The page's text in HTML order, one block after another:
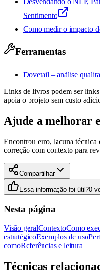
Desvendando o NLP,
Sentimento
Como medir o impacto
Ferramentas
Dovetail – análise
Links de livros podem ser
apoia o projeto sem custo
Ajude a melhorar
Encontrou erro, lacuna
correção com contexto para
Compartilhar
Essa informação foi útil?0
Nesta página
Visão geralContextoComo
estratégicoExemplos de uso
comoReferências e leitura
Técnicas